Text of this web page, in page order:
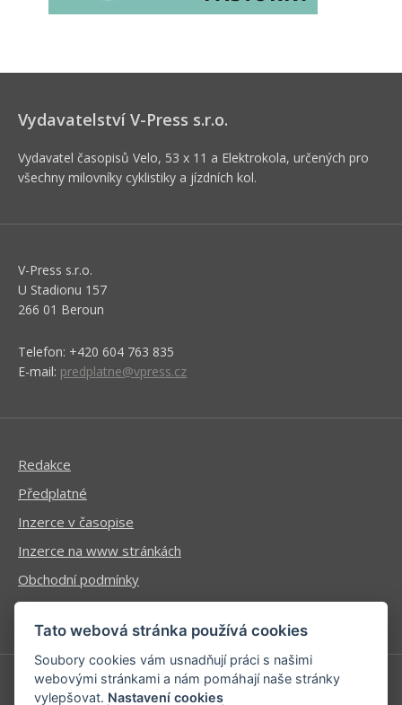
Vydavatelství V-Press s.r.o.
Vydavatel časopisů Velo, 53 x 11 a Elektrokola, určených pro
všechny milovníky cyklistiky a jízdních kol.
V-Press s.r.o.
U Stadionu 157
266 01 Beroun
Telefon: +420 604 763 835
E-mail: predplatne@vpress.cz
Redakce
Předplatné
Inzerce v časopise
Inzerce na www stránkách
Obchodní podmínky
Ochrana osobních údajů
Příhlášení | Registrace
Tato webová stránka používá cookies
Soubory cookies vám usnadňují práci s našimi
webovými stránkami a nám pomáhají naše stránky
vylepšovat. Nastavení cookies